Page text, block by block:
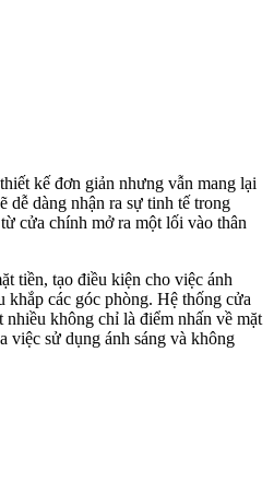
kế đơn giản nhưng vẫn mang lại
dễ dàng nhận ra sự tinh tế trong
cửa chính mở ra một lối vào thân
tiền, tạo điều kiện cho việc ánh
khắp các góc phòng. Hệ thống cửa
không chỉ là điểm nhấn về mặt
việc sử dụng ánh sáng và không